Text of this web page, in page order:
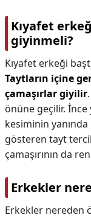
Kıyafet
giyinmeli?
Kıyafet erkeği
Taytların içine
çamaşırlar giyilir
önüne geçilir.
kesiminin
gösteren tayt
çamaşırının da
Erkekler
Erkekler nereden